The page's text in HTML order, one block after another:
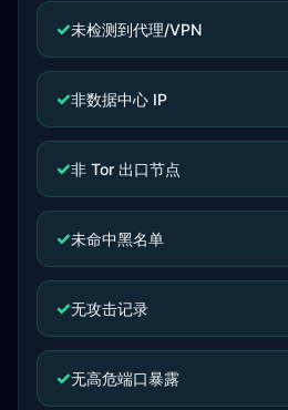
✓未检测到代理/VPN
✓非数据中心 IP
✓非 Tor 出口节点
✓未命中黑名单
✓无攻击记录
✓无高危端口暴露